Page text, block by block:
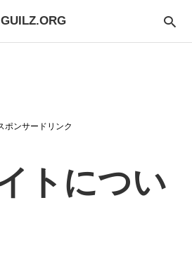
GUILZ.ORG
ポンサードリンク
トについ